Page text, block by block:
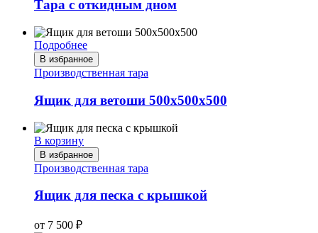
Тара с откидным дном
Подробнее
В избранное
Производственная тара
Ящик для ветоши 500х500х500
В корзину
В избранное
Производственная тара
Ящик для песка с крышкой
от 7 500 ₽